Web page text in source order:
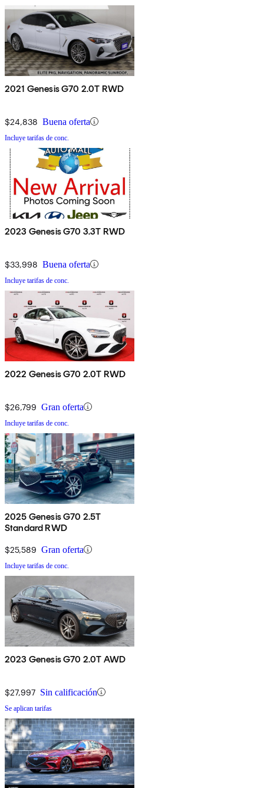
2021 Genesis G70 2.0T RWD
$24,838 Buena oferta
Incluye tarifas de conc.
2023 Genesis G70 3.3T RWD
$33,998 Buena oferta
Incluye tarifas de conc.
2022 Genesis G70 2.0T RWD
$26,799 Gran oferta
Incluye tarifas de conc.
2025 Genesis G70 2.5T
Standard RWD
$25,589 Gran oferta
Incluye tarifas de conc.
2023 Genesis G70 2.0T AWD
$27,997 Sin calificación
Se aplican tarifas